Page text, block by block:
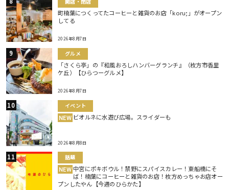
開店・閉店
町楠葉につくってたコーヒーと雑貨のお店「koru;」がオープン
してる
2026年8月7日
グルメ
「さくら亭」の『和風おろしハンバーグランチ』（枚方市香里
ケ丘）【ひらつーグルメ】
2026年8月7日
イベント
NEW ビオルネに水遊び広場。スライダーも
2026年8月8日
話題
NEW 中宮にポキボウル！禁野にスパイスカレー！東船橋にそ
ば！楠葉にコーヒーと雑貨のお店！枚方めっちゃお店オー
プンしたやん【今週のひらかた】